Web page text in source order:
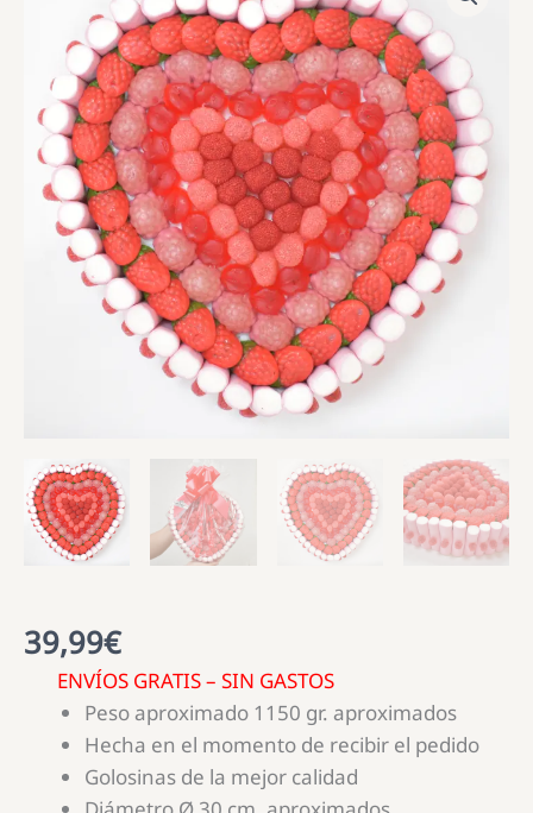
39,99€
ENVÍOS GRATIS – SIN GASTOS
Peso aproximado 1150 gr. aproximados
Hecha en el momento de recibir el pedido
Golosinas de la mejor calidad